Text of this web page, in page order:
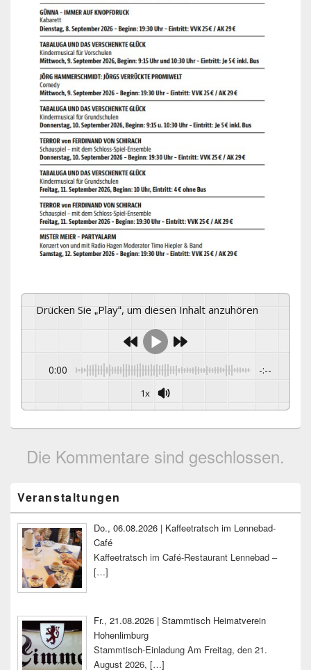
Drücken Sie „Play“, um diesen Inhalt anzuhören
0:00 -:--
1x
Die Kommentare sind geschlossen.
Seitenleisten-
Widgetbereich
Veranstaltungen
Do., 06.08.2026 | Kaffeetratsch im Lennebad-
Café
Kaffeetratsch im Café-Restaurant Lennebad –
[…]
Fr., 21.08.2026 | Stammtisch Heimatverein
Hohenlimburg
Stammtisch-Einladung Am Freitag, den 21.
August 2026, […]